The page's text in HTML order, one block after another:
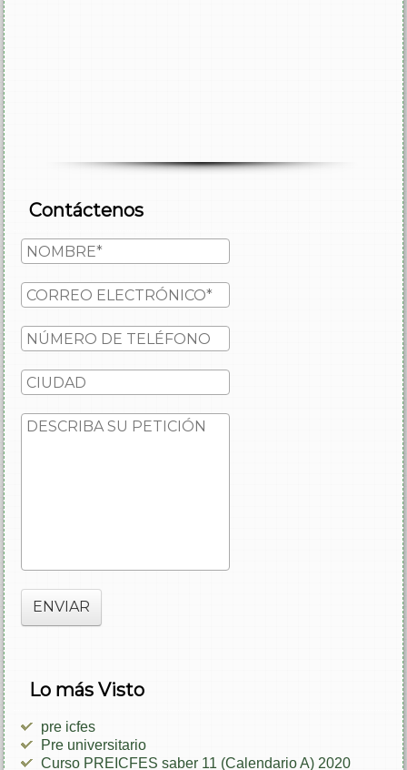
Contáctenos
ENVIAR
Lo más Visto
pre icfes
Pre universitario
Curso PREICFES saber 11 (Calendario A) 2020